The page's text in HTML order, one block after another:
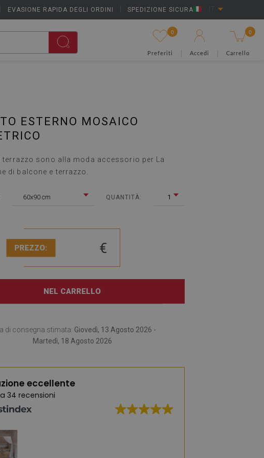
EVASIONE RAPIDA DEGLI ORDINI SPEDIZIONE SICURA
0
Preferiti Accedi
0
Carrello
ESTERNO MOSAICO
terrazzo sono alla moda accessorio per La
di balcone e terrazzo.
60x90 cm QUANTITÀ: 1
PREZZO: €
NEL CARRELLO
di consegna stimata: Giovedì, 13 Agosto 2026 -
Martedì, 18 Agosto 2026
eccellente
34 recensioni